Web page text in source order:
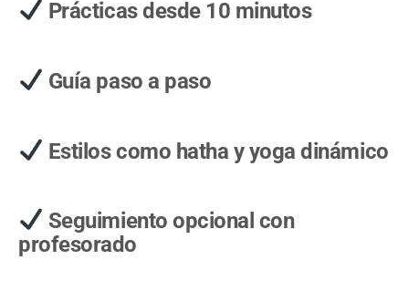
Prácticas desde 10 minutos
Guía paso a paso
Estilos como hatha y yoga dinámico
Seguimiento opcional con
profesorado